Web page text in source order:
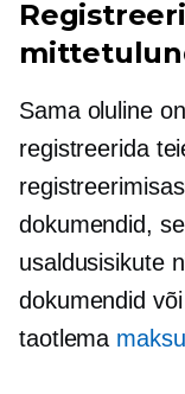
Sama oluline
registreerida
dokumendid,
usaldusisikute
dokumendid
taotlema